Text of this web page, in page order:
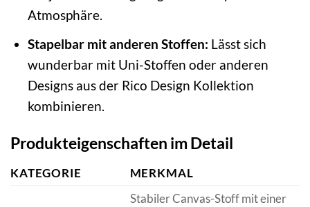
Atmosphäre.
Stapelbar mit anderen Stoffen: Lässt sich
wunderbar mit Uni-Stoffen oder anderen
Designs aus der Rico Design Kollektion
kombinieren.
Produkteigenschaften im Detail
KATEGORIE MERKMAL
Stabiler Canvas-Stoff mit einer